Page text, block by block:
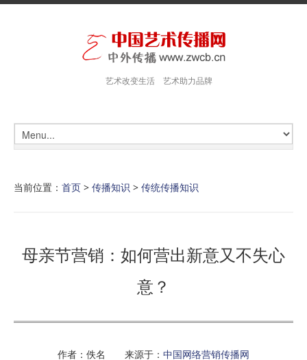
艺术改变生活 艺术助力品牌
当前位置： 首页 > 传播知识 > 传统传播知识
母亲节营销：如何营出新意又不失心
意？
作者：佚名 来源于： 中国网络营销传播网